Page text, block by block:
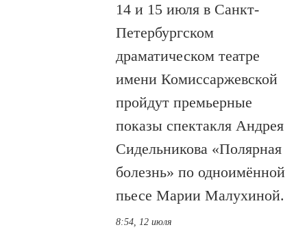
14 и 15 июля в Санкт-
Петербургском
драматическом театре
имени Комиссаржевской
пройдут премьерные
показы спектакля Андрея
Сидельникова «Полярная
болезнь» по одноимённой
пьесе Марии Малухиной.
8:54, 12 июля